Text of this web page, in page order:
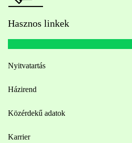
Hasznos linkek
Nyitvatartás
Házirend
Közérdekű adatok
Karrier